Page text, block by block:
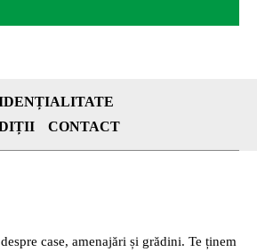
CONTACT
case, amenajări și grădini. Te ținem